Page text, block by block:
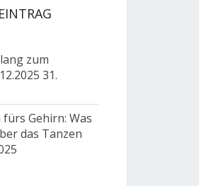
zum
31.
Gehirn: Was
das Tanzen